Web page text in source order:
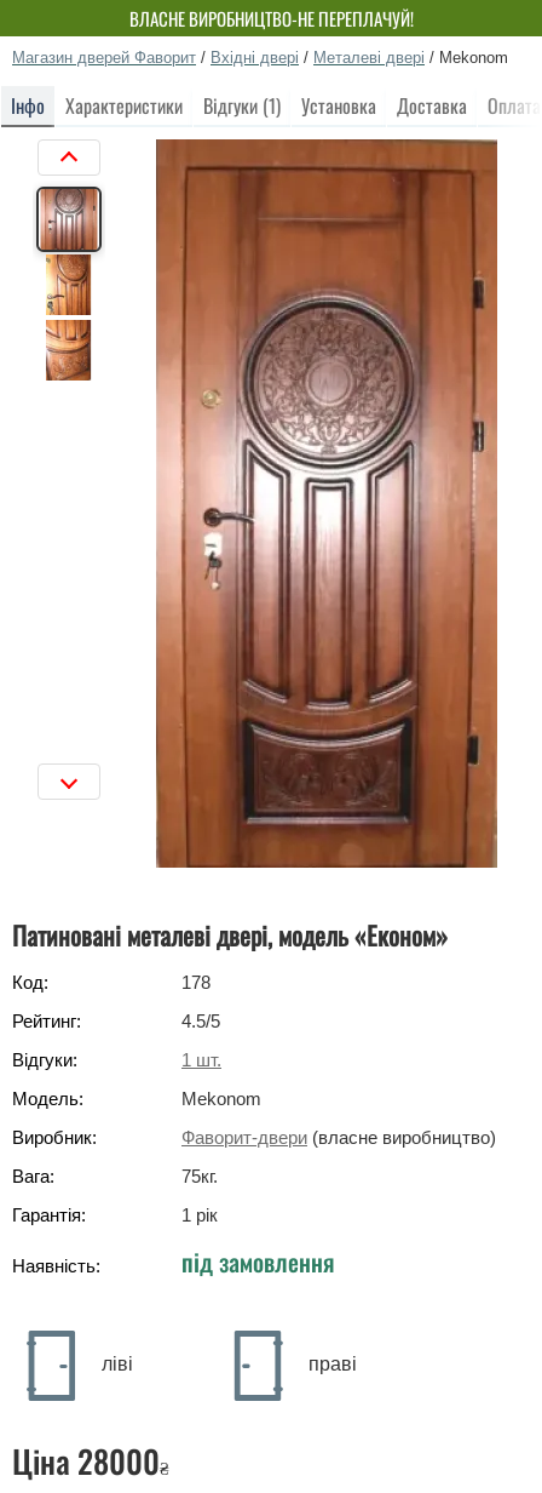
ВЛАСНЕ ВИРОБНИЦТВО-НЕ ПЕРЕПЛАЧУЙ!
Магазин дверей Фаворит / Вхідні двері / Металеві двері / Mekonom
Інфо Характеристики Відгуки (1) Установка Доставка Оплата
Патиновані металеві двері, модель «Економ»
Код:
178
Рейтинг:
4.5/5
Відгуки:
1 шт.
Модель:
Mekonom
Виробник:
Фаворит-двери (власне виробництво)
Вага:
75кг.
Гарантія:
1 рік
Наявність: під замовлення
ліві праві
Ціна 28000₴